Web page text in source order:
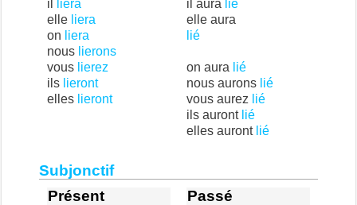
il
liera
elle liera
on liera
nous lierons
vous lierez
ils lieront
elles lieront
il aura lié
elle aura
lié
on aura lié
nous aurons lié
vous aurez lié
ils auront lié
elles auront lié
Subjonctif
Présent
Passé